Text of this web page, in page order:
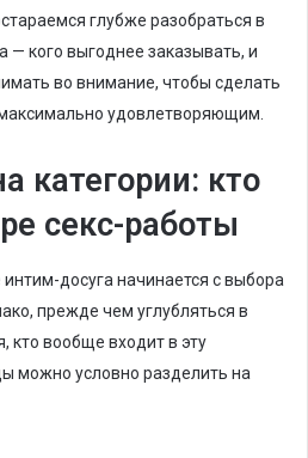
глубже разобраться в
кого выгоднее заказывать, и
во внимание, чтобы сделать
удовлетворяющим.
категории: кто
секс-работы
досуга начинается с выбора
прежде чем углубляться в
кто вообще входит в эту
можно условно разделить на